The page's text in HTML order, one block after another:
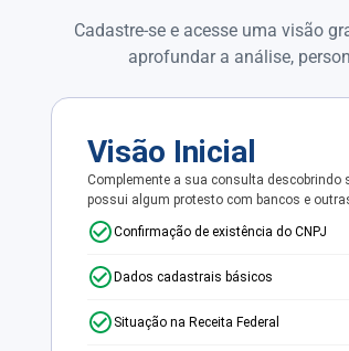
Cadastre-se e acesse uma visão
aprofundar a análise,
Visão Inicial
Complemente a sua consulta descobrindo
possui algum protesto com bancos e
Confirmação de existência do CNPJ
Dados cadastrais básicos
Situação na Receita Federal